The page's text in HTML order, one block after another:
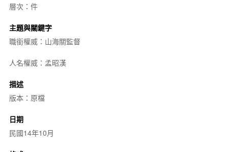
層次：件
主題與關鍵字
職銜權威：山海關監督
人名權威：孟昭漢
描述
版本：原檔
日期
民國14年10月